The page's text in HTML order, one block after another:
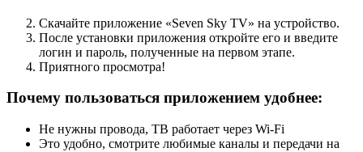
Скачайте приложение «Seven Sky TV» на устройство.
После установки приложения откройте его и введите
логин и пароль, полученные на первом этапе.
Приятного просмотра!
Почему пользоваться приложением удобнее:
Не нужны провода, ТВ работает через Wi-Fi
Это удобно, смотрите любимые каналы и передачи на